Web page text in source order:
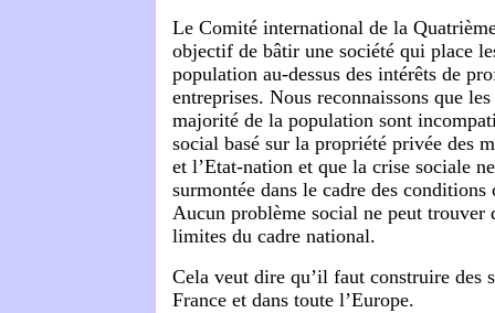
Le Comité international de la
objectif de bâtir une société qui place
population au-dessus des intérêts de
entreprises. Nous reconnaissons que
majorité de la population sont
social basé sur la propriété privée des
et l’Etat-nation et que la crise sociale
surmontée dans le cadre des conditions
Aucun problème social ne peut trouver
limites du cadre national.
Cela veut dire qu’il faut construire des
France et dans toute l’Europe.